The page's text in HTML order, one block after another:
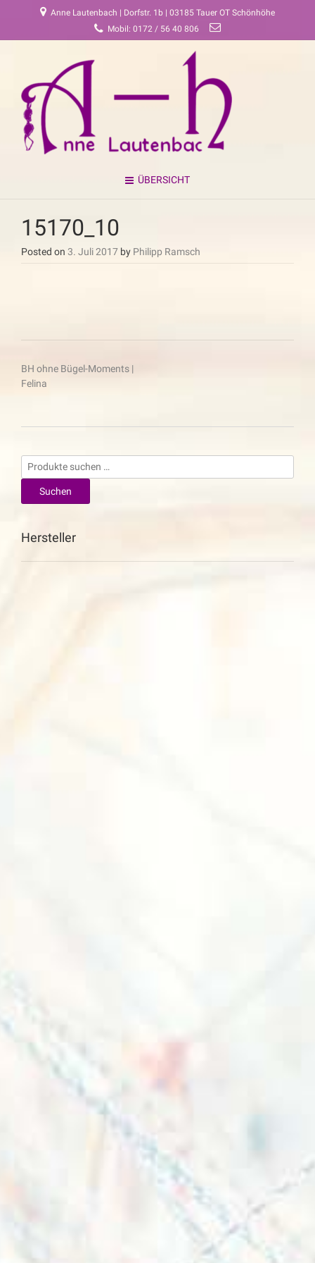
Anne Lautenbach | Dorfstr. 1b | 03185 Tauer OT Schönhöhe
Mobil: 0172 / 56 40 806
ÜBERSICHT
15170_10
Posted on 3. Juli 2017 by Philipp Ramsch
Beitragsnavigation
BH ohne Bügel-Moments |
Felina
Suchen
nach:
Suchen
Hersteller